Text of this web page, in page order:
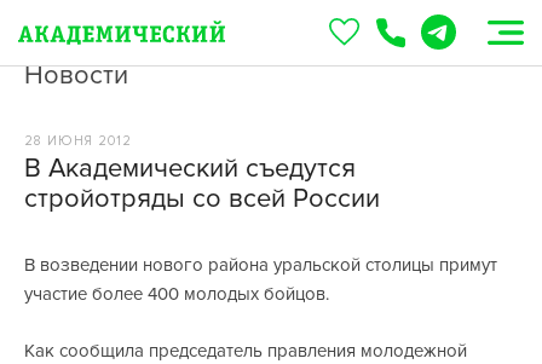
Новости
28 ИЮНЯ 2012
В Академический съедутся
стройотряды со всей России
В возведении нового района уральской столицы примут
участие более 400 молодых бойцов.
Как сообщила председатель правления молодежной